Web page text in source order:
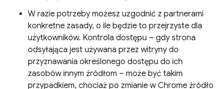
W razie potrzeby możesz uzgodnić z partnerami
konkretne zasady, o ile będzie to przejrzyste dla
użytkowników. Kontrola dostępu – gdy strona
odsyłająca jest używana przez witryny do
przyznawania określonego dostępu do ich
zasobów innym źródłom – może być takim
przypadkiem, chociaż po zmianie w Chrome źródło